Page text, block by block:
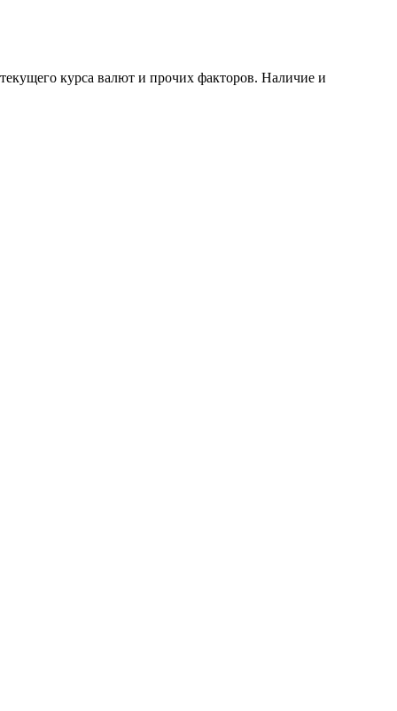
курса валют и прочих факторов. Наличие и